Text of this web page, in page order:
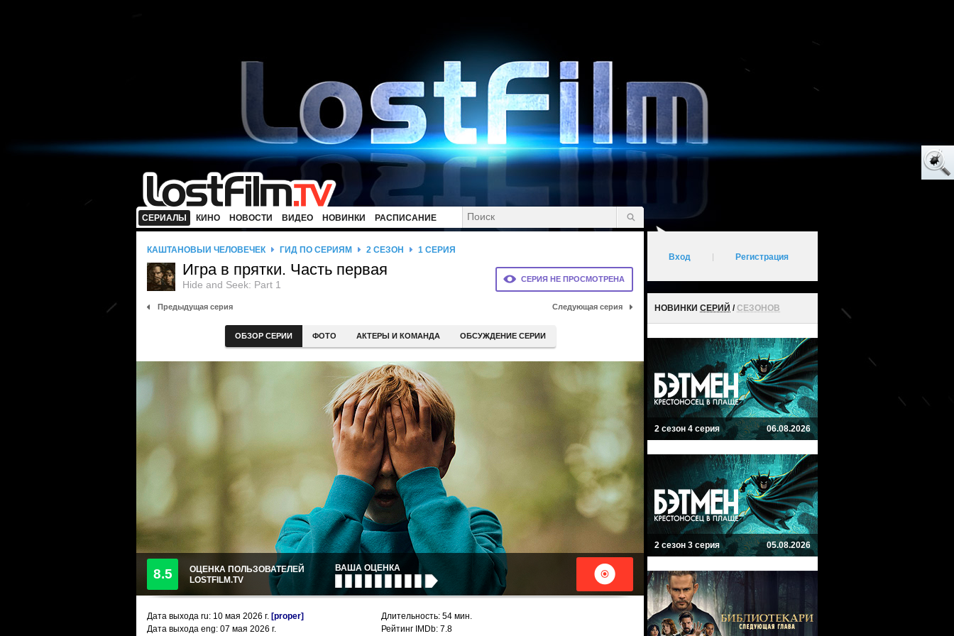
СЕРИАЛЫ КИНО НОВОСТИ ВИДЕО НОВИНКИ РАСПИСАНИЕ
СЕРИЯ НЕ ПРОСМОТРЕНА
КАШТАНОВЫЙ ЧЕЛОВЕЧЕК ГИД ПО СЕРИЯМ 2 СЕЗОН 1 СЕРИЯ
Игра в прятки. Часть первая
Hide and Seek: Part 1
Предыдущая серия Следующая серия
ОБЗОР СЕРИИ ФОТО АКТЕРЫ И КОМАНДА ОБСУЖДЕНИЕ СЕРИИ
8.5
ОЦЕНКА ПОЛЬЗОВАТЕЛЕЙ
LOSTFILM.TV
ВАША ОЦЕНКА
Дата выхода ru: 10 мая 2026 г. [proper]
Дата выхода eng: 07 мая 2026 г.
Длительность: 54 мин.
Рейтинг IMDb: 7.8
Вход Регистрация
НОВИНКИ СЕРИЙ /СЕЗОНОВ
2 сезон 4 серия 06.08.2026
2 сезон 3 серия 05.08.2026